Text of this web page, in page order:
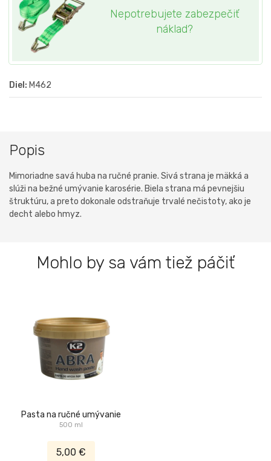
Nepotrebujete zabezpečiť
náklad?
Diel: M462
Popis
Mimoriadne savá huba na ručné pranie. Sivá strana je mäkká a
slúži na bežné umývanie karosérie. Biela strana má pevnejšiu
štruktúru, a preto dokonale odstraňuje trvalé nečistoty, ako je
decht alebo hmyz.
Mohlo by sa vám tiež páčiť
Pasta na ručné umývanie
500 ml
5,00 €